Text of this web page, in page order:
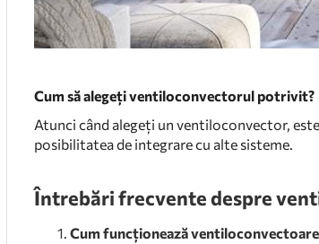
Cum să alegeți ventiloconvectorul potrivit?
Atunci când alegeți un ventiloconvector,
posibilitatea de integrare cu alte sisteme.
Întrebări frecvente despre
Cum funcționează